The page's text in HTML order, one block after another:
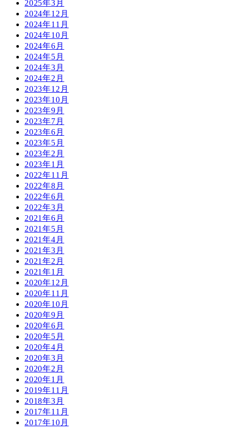
2025年3月
2024年12月
2024年11月
2024年10月
2024年6月
2024年5月
2024年3月
2024年2月
2023年12月
2023年10月
2023年9月
2023年7月
2023年6月
2023年5月
2023年2月
2023年1月
2022年11月
2022年8月
2022年6月
2022年3月
2021年6月
2021年5月
2021年4月
2021年3月
2021年2月
2021年1月
2020年12月
2020年11月
2020年10月
2020年9月
2020年6月
2020年5月
2020年4月
2020年3月
2020年2月
2020年1月
2019年11月
2018年3月
2017年11月
2017年10月